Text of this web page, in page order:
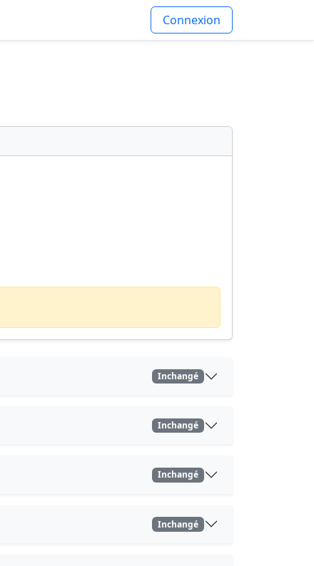
Connexion
Inchangé
Inchangé
Inchangé
Inchangé